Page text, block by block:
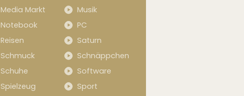
Media Markt
Musik
Notebook
PC
Reisen
Saturn
Schmuck
Schnäppchen
Schuhe
Software
Spielzeug
Sport